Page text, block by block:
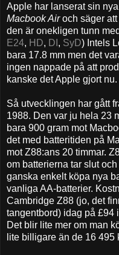
Apple har lanserat sin
Macbook Airoch säger att
den är onekligen tunn
E24, HD, DI , SyD) Intels
bara 17.8 mm men det
ingen nappade på att
kanske det Apple gjort nu.
Så utvecklingen har gått
1988. Den var ju hela 23
bara 900 gram mot
det med batteritiden på
mot Z88:ans 20 timmar.
om batterierna tar slut
ganska enkelt köpa nya
vanliga AA-batterier.
Cambridge Z88 (jo, det
tangentbord) idag på £94
Det blir lite mer om man
lite billigare än de 16 495